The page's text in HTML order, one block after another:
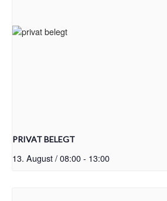
PRIVAT BELEGT
13. August / 08:00- 13:00